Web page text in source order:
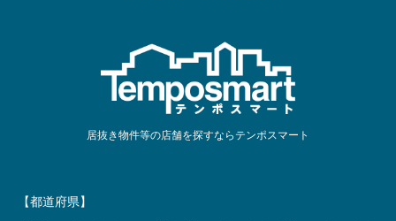
居抜き物件等の店舗を探すならテンポスマート
【都道府県】